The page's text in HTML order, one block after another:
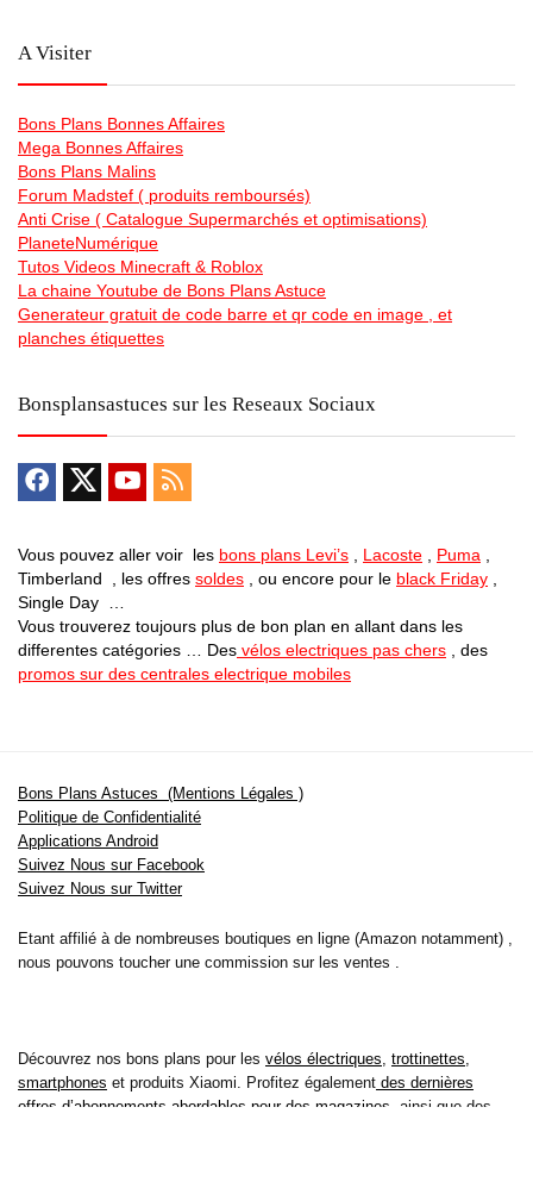
A Visiter
Bons Plans Bonnes Affaires
Mega Bonnes Affaires
Bons Plans Malins
Forum Madstef ( produits remboursés)
Anti Crise ( Catalogue Supermarchés et optimisations)
PlaneteNumérique
Tutos Videos Minecraft & Roblox
La chaine Youtube de Bons Plans Astuce
Generateur gratuit de code barre et qr code en image , et
planches étiquettes
Bonsplansastuces sur les Reseaux Sociaux
Vous pouvez aller voir les bons plans Levi’s Lacoste Puma
Timberland , les offres soldes , ou encore pour le black Friday
Single Day …
Vous trouverez toujours plus de bon plan en allant dans les
differentes catégories … Des vélos electriques pas chers , des
promos sur des centrales electrique mobiles
Bons Plans Astuces (Mentions Légales )
Politique de Confidentialité
Applications Android
Suivez Nous sur Facebook
Suivez Nous sur Twitter
Etant affilié à de nombreuses boutiques en ligne (Amazon notamment) ,
nous pouvons toucher une commission sur les ventes .
Découvrez nos bons plans pour les vélos électriques trottinettes
smartphones et produits Xiaomi. Profitez également des dernières
offres d’abonnements abordables pour des magazines , ainsi que des